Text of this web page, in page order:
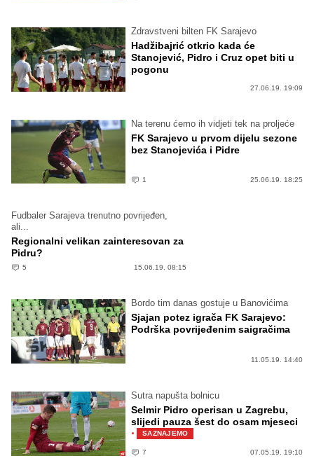
Zdravstveni bilten FK Sarajevo
Hadžibajrić otkrio kada će
Stanojević, Pidro i Cruz opet biti u
pogonu
27.06.19. 19:09
Na terenu ćemo ih vidjeti tek na proljeće
FK Sarajevo u prvom dijelu sezone
bez Stanojevića i Pidre
1 25.06.19. 18:25
Fudbaler Sarajeva trenutno povrijeđen,
ali...
Regionalni velikan zainteresovan za
Pidru?
5 15.06.19. 08:15
Bordo tim danas gostuje u Banovićima
Sjajan potez igrača FK Sarajevo:
Podrška povrijeđenim saigračima
11.05.19. 14:40
Sutra napušta bolnicu
Selmir Pidro operisan u Zagrebu,
slijedi pauza šest do osam mjeseci
· SAZNAJEMO
7 07.05.19. 19:10